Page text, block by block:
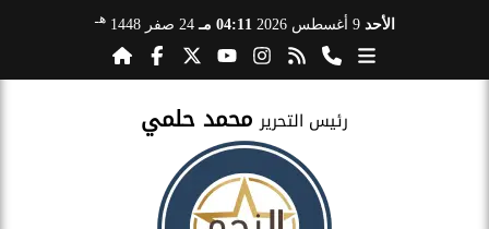
الأحد 9 أغسطس 2026 04:11 مـ 24 صفر 1448 هـ
رئيس التحرير محمد حلمي